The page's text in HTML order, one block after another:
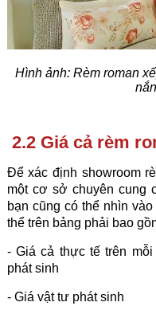
Hình ảnh: Rèm roman
2.2 Giá cả rèm
Để xác định showroom
một cơ sở chuyên cung
bạn cũng có thể nhìn
thể trên bảng phải bao
- Giá cả thực tế trên
phát sinh
- Giá vật tư phát sinh